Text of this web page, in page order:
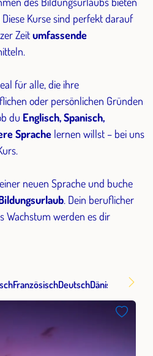
Kurse sind perfekt darauf
Zeitumfassende
für alle, die ihre
oder persönlichen Gründen
du Englisch, Spanisch,
Sprache lernen willst – bei uns
neuen Sprache und buche
. Dein beruflicher
Wachstum werden es dir
FranzösischDeutschDänisch